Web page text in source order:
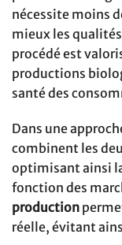
nécessite moins
mieux les
procédé est
productions
santé des
Dans une
combinent les
optimisant ainsi
fonction des
production
réelle, évitant